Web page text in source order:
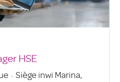
HSE
· Siège inwi Marina,